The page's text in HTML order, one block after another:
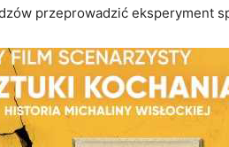
przeprowadzić eksperyment